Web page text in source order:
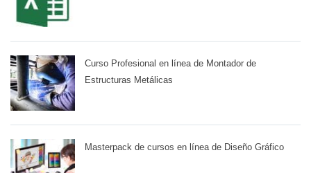
Curso Profesional en línea de Montador de
Estructuras Metálicas
Masterpack de cursos en línea de Diseño Gráfico